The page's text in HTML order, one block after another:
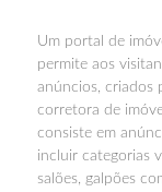
Um portal de
permite aos
anúncios, criados
corretora de
consiste em
incluir categorias
salões, galpões